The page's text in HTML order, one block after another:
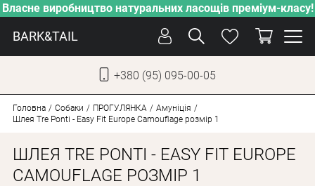
Власне виробництво натуральних ласощів преміум-класу!
BARK&TAIL
+380 (95) 095-00-05
ДОГЛЯД
ПІКЛУВАННЯ
Головна Собаки ПРОГУЛЯНКА
Амуніція
Шлея Tre Ponti - Easy Fit Europe Camouflage розмір 1
ШЛЕЯ TRE PONTI - EASY FIT EUROPE
CAMOUFLAGE РОЗМІР 1